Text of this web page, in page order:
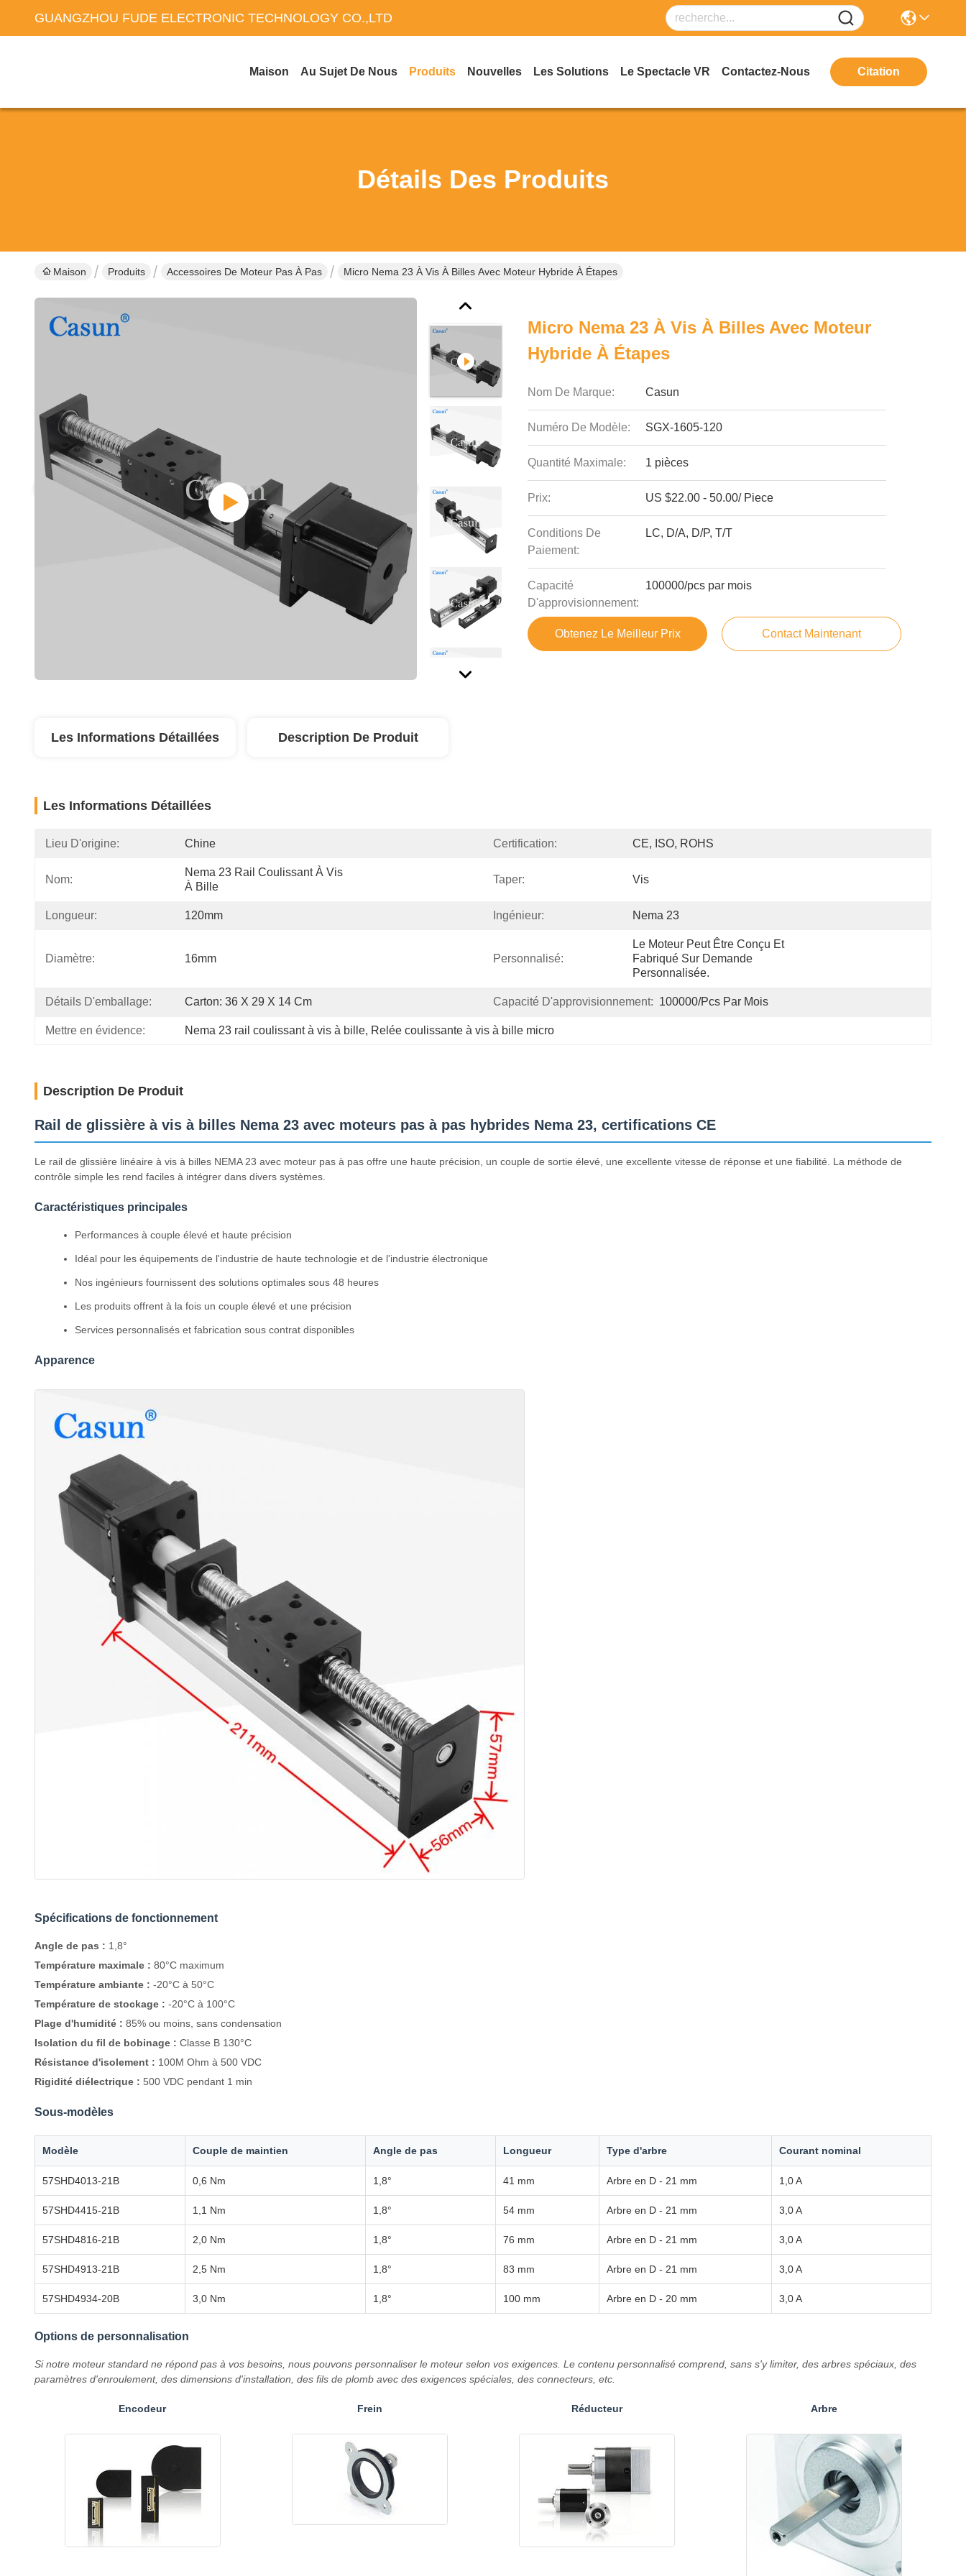
GUANGZHOU FUDE ELECTRONIC TECHNOLOGY CO.,LTD
Maison Au Sujet De Nous Produits Nouvelles Les Solutions Le Spectacle VR Contactez-Nous Citation
Détails Des Produits
Maison Produits Accessoires De Moteur Pas À Pas Micro Nema 23 À Vis À Billes Avec Moteur Hybride À Étapes
Micro Nema 23 À Vis À Billes Avec Moteur
Hybride À Étapes
Nom De Marque: Casun
Numéro De Modèle: SGX-1605-120
Quantité Maximale: 1 pièces
Prix: US $22.00 - 50.00/ Piece
Conditions De
Paiement:
LC, D/A, D/P, T/T
Capacité
D'approvisionnement:
100000/pcs par mois
Obtenez Le Meilleur Prix Contact Maintenant
Les Informations Détaillées Description De Produit
Les Informations Détaillées
Lieu D'origine: Chine Certification: CE, ISO, ROHS
Nom:
Nema 23 Rail Coulissant À Vis
À Bille
Taper: Vis
Longueur: 120mm Ingénieur: Nema 23
Diamètre: 16mm Personnalisé:
Le Moteur Peut Être Conçu Et
Fabriqué Sur Demande
Personnalisée.
Détails D'emballage: Carton: 36 X 29 X 14 Cm Capacité D'approvisionnement: 100000/pcs Par Mois
Mettre en évidence: Nema 23 rail coulissant à vis à bille, Relée coulissante à vis à bille micro
Description De Produit
Rail de glissière à vis à billes Nema 23 avec moteurs pas à pas hybrides Nema 23, certifications CE
Le rail de glissière linéaire à vis à billes NEMA 23 avec moteur pas à pas offre une haute précision, un couple de sortie élevé, une excellente vitesse de réponse et une fiabilité. La méthode de
contrôle simple les rend faciles à intégrer dans divers systèmes.
Caractéristiques principales
Performances à couple élevé et haute précision
Idéal pour les équipements de l'industrie de haute technologie et de l'industrie électronique
Nos ingénieurs fournissent des solutions optimales sous 48 heures
Les produits offrent à la fois un couple élevé et une précision
Services personnalisés et fabrication sous contrat disponibles
Apparence
Spécifications de fonctionnement
Angle de pas : 1,8°
Température maximale : 80°C maximum
Température ambiante : -20°C à 50°C
Température de stockage : -20°C à 100°C
Plage d'humidité : 85% ou moins, sans condensation
Isolation du fil de bobinage : Classe B 130°C
Résistance d'isolement : 100M Ohm à 500 VDC
Rigidité diélectrique : 500 VDC pendant 1 min
Sous-modèles
Modèle Couple de maintien Angle de pas Longueur Type d'arbre Courant nominal
57SHD4013-21B 0,6 Nm 1,8° 41 mm Arbre en D - 21 mm 1,0 A
57SHD4415-21B 1,1 Nm 1,8° 54 mm Arbre en D - 21 mm 3,0 A
57SHD4816-21B 2,0 Nm 1,8° 76 mm Arbre en D - 21 mm 3,0 A
57SHD4913-21B 2,5 Nm 1,8° 83 mm Arbre en D - 21 mm 3,0 A
57SHD4934-20B 3,0 Nm 1,8° 100 mm Arbre en D - 20 mm 3,0 A
Options de personnalisation
Si notre moteur standard ne répond pas à vos besoins, nous pouvons personnaliser le moteur selon vos exigences. Le contenu personnalisé comprend, sans s'y limiter, des arbres spéciaux, des
paramètres d'enroulement, des dimensions d'installation, des fils de plomb avec des exigences spéciales, des connecteurs, etc.
Encodeur Frein Réducteur Arbre